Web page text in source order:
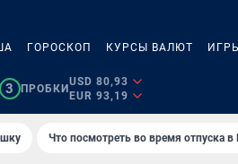
ГОРОСКОП КУРСЫ ВАЛЮТ
3 ПРОБКИ
USD 80,93
EUR 93,19
Что посмотреть во время отпуска в